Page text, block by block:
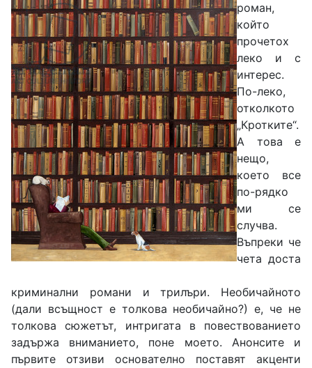
роман,
който
прочетох
леко и с
интерес.
По-леко,
отколкото
„Кротките“.
А това е
нещо,
което все
по-рядко
ми се
случва.
Въпреки че
чета доста
криминални романи и трилъри. Необичайното
(дали всъщност е толкова необичайно?) е, че не
толкова сюжетът, интригата в повествованието
задържа вниманието, поне моето. Анонсите и
първите отзиви основателно поставят акценти